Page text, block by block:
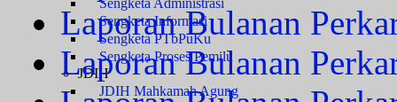
Sengketa Administrasi
Sengketa Informasi
Sengketa PTbPuKu
Sengketa Proses Pemilu
JDIH
JDIH Mahkamah Agung
Laporan Bulanan
Laporan Bulanan